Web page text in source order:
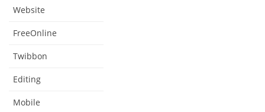
Website
FreeOnline
Twibbon
Editing
Mobile